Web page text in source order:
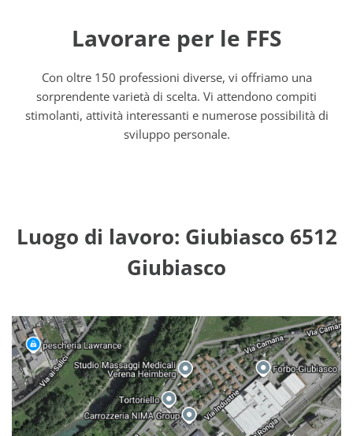
Lavorare per le FFS
Con oltre 150 professioni diverse, vi offriamo una
sorprendente varietà di scelta. Vi attendono compiti
stimolanti, attività interessanti e numerose possibilità di
sviluppo personale.
Luogo di lavoro: Giubiasco 6512
Giubiasco